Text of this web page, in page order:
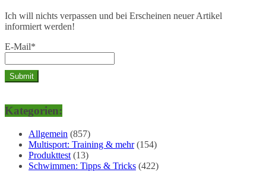
Ich will nichts verpassen und bei Erscheinen neuer Artikel
informiert werden!
E-Mail*
Kategorien:
Allgemein (857)
Multisport: Training & mehr(154)
Produkttest (13)
Schwimmen: Tipps & Tricks (422)